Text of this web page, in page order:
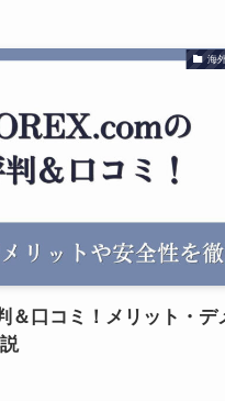
海
＆口コミ！メリット・デ